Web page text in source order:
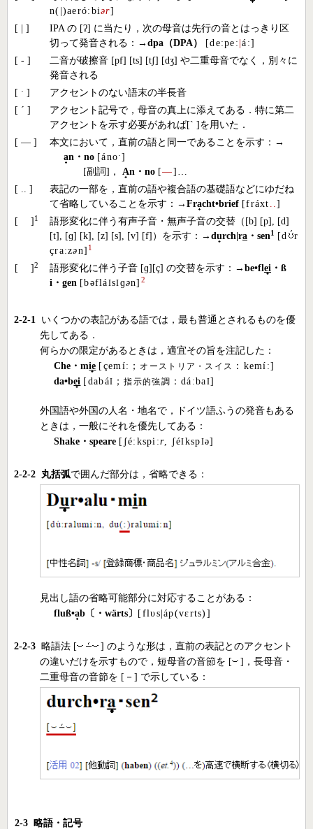
n(|)aeróːbiər]
[ | ]
IPA の [ʔ] に当たり，次の母音は先行の音とはっきり区
切って発音される：→ dpa（DPA） [deːpeː |áː]
[ - ]
二音が破擦音 [pf] [ts] [tʃ] [dʒ] や二重母音でなく，別々に
発音される
[ ˑ ]
アクセントのない語末の半長音
[ ´ ]
アクセント記号で，母音の真上に添えてある．特に第二
アクセントを示す必要があれば[` ]を用いた．
[ — ]
本文において，直前の語と同一であることを示す：→
an・no [ánoˑ]
[副詞]， An・no [—] …
[ .. ]
表記の一部を，直前の語や複合語の基礎語などにゆだね
て省略していることを示す：→ Fracht•brief [fráxt ..]
[ ] 1
語形変化に伴う有声子音・無声子音の交替（[b] [p], [d]
[t], [ɡ] [k], [z] [s], [v] [f]）を示す：→ durch ra ・sen1 [d
r
çraːzən] 1
[ ]2 語形変化に伴う子音 [ɡ][ç] の交替を示す：→ be•flei ・ß
i・gen [bəfláIsIɡən] 2
2-2-1いくつかの表記がある語では，最も普通とされるものを優
先してある．
何らかの限定があるときは，適宜その旨を注記した：
Che・mie [çemíː； オーストリア・スイス
：kemíː]
da•bei [dabáI ；指示的強調 ：dáːbaI]
外国語や外国の人名・地名で，ドイツ語ふうの発音もある
ときは，一般にそれを優先してある：
Shake・speare [ʃéːkspiːr, ʃéIkspIə]
2-2-2 丸括弧で囲んだ部分は，省略できる：
見出し語の省略可能部分に対応することがある：
fluß•ab〔・wärts〕 [flυs|áp(vεrts)]
2-2-3略語法 [
] のような形は，直前の表記とのアクセント
の違いだけを示すもので，短母音の音節を [
]，長母音・
二重母音の音節を [－] で示している：
2-3 略語・記号